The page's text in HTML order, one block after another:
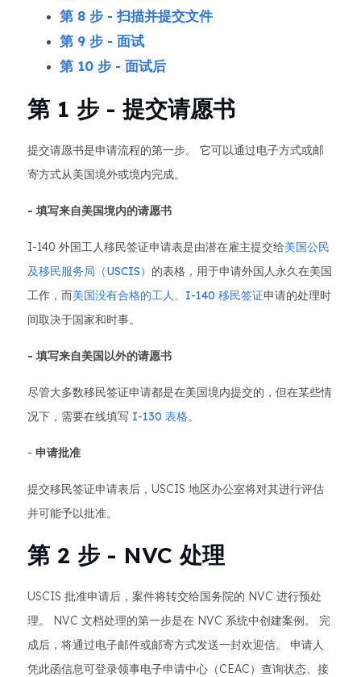
第 8 步 - 扫描并提交文件
第 9 步 - 面试
第 10 步 - 面试后
第 1 步 - 提交请愿书
提交请愿书是申请流程的第一步。 它可以通过电子方式或邮
寄方式从美国境外或境内完成。
- 填写来自美国境内的请愿书
I-140 外国工人移民签证申请表是由潜在雇主提交给美国公民
及移民服务局（USCIS） 的表格，用于申请外国人永久在美国
工作，而美国没有合格的工人。I-140 移民签证申请的处理时
间取决于国家和时事。
- 填写来自美国以外的请愿书
尽管大多数移民签证申请都是在美国境内提交的，但在某些情
况下，需要在线填写 I-130 表格。
- 申请批准
提交移民签证申请表后，USCIS 地区办公室将对其进行评估
并可能予以批准。
第 2 步 - NVC 处理
USCIS 批准申请后，案件将转交给国务院的 NVC 进行预处
理。 NVC 文档处理的第一步是在 NVC 系统中创建案例。 完
成后，将通过电子邮件或邮寄方式发送一封欢迎信。 申请人
凭此函信息可登录领事电子申请中心（CEAC）查询状态、接